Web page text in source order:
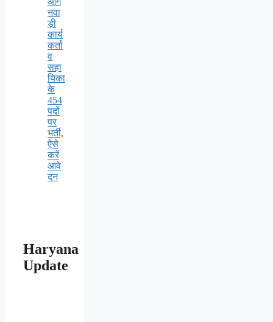
नवा
ड़ी
कार्य
कर्ता
व
सहा
यिका
के
454
पदों
पर
भर्ती,
ऐसे
करें
आवे
दन
Haryana
Update